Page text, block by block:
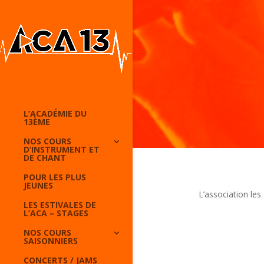
L’ACADÉMIE DU
13ÈME
NOS COURS
D’INSTRUMENT ET
DE CHANT
POUR LES PLUS
JEUNES
LES ESTIVALES DE
L’ACA – STAGES
NOS COURS
SAISONNIERS
CONCERTS / JAMS
L’association les